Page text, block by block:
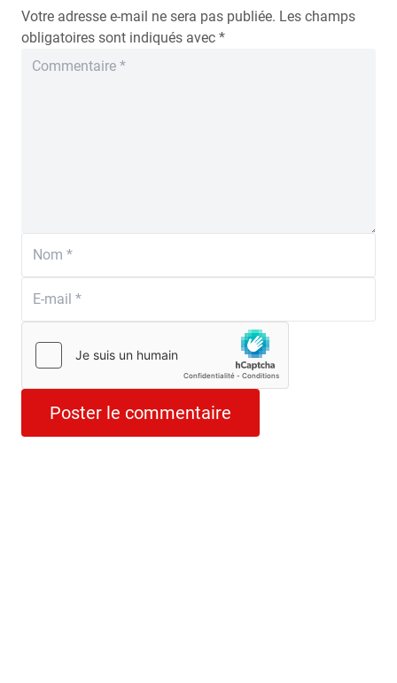
Votre adresse e-mail ne sera pas publiée. Les champs
obligatoires sont indiqués avec *